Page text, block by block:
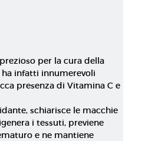
per la cura della
infatti innumerevoli
presenza di Vitamina C e
schiarisce le macchie
i tessuti, previene
e ne mantiene